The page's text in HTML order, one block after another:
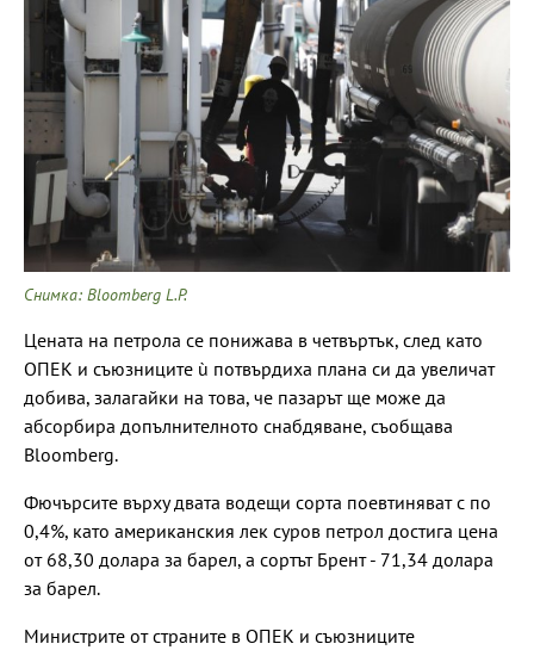
Снимка: Bloomberg L.P.
Цената на петрола се понижава в четвъртък, след като
ОПЕК и съюзниците ù потвърдиха плана си да увеличат
добива, залагайки на това, че пазарът ще може да
абсорбира допълнителното снабдяване, съобщава
Bloomberg.
Фючърсите върху двата водещи сорта поевтиняват с по
0,4%, като американския лек суров петрол достига цена
от 68,30 долара за барел, а сортът Брент - 71,34 долара
за барел.
Министрите от страните в ОПЕК и съюзниците